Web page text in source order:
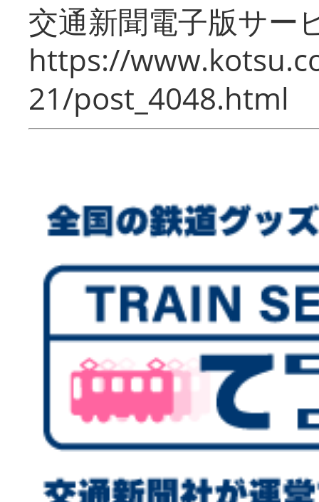
交通新聞電子版サー
https://
21/post_4048.html